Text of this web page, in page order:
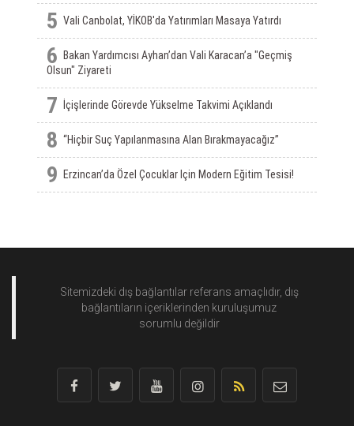
5 Vali Canbolat, YİKOB'da Yatırımları Masaya Yatırdı
6
Bakan Yardımcısı Ayhan’dan Vali Karacan’a "Geçmiş
Olsun" Ziyareti
7 İçişlerinde Görevde Yükselme Takvimi Açıklandı
8 “Hiçbir Suç Yapılanmasına Alan Bırakmayacağız”
9 Erzincan’da Özel Çocuklar Için Modern Eğitim Tesisi!
Sitemizdeki dış bağlantılar referans amaçlıdır, dış
bağlantıların içeriklerinden kuruluşumuz
sorumlu değildir